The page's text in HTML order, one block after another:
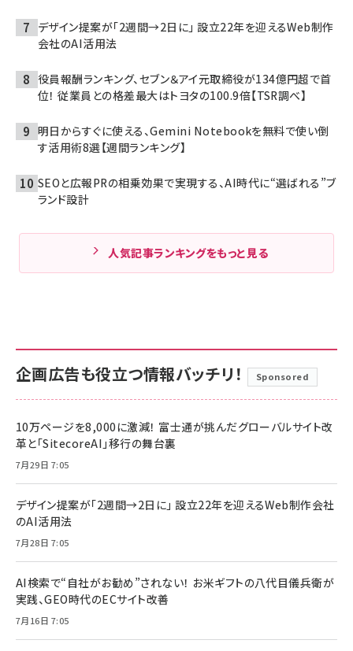
デザイン提案が「2週間→2日に」 設立22年を迎えるWeb制作
会社のAI活用法
役員報酬ランキング、セブン＆アイ元取締役が134億円超で首
位！ 従業員との格差最大はトヨタの100.9倍【TSR調べ】
明日からすぐに使える、Gemini Notebookを無料で使い倒
す活用術8選【週間ランキング】
SEOと広報PRの相乗効果で実現する、AI時代に“選ばれる”ブ
ランド設計
人気記事ランキングをもっと見る
企画広告も役立つ情報バッチリ！ Sponsored
10万ページを8,000に激減！ 富士通が挑んだグローバルサイト改
革と「SitecoreAI」移行の舞台裏
7月29日 7:05
デザイン提案が「2週間→2日に」 設立22年を迎えるWeb制作会社
のAI活用法
7月28日 7:05
AI検索で“自社がお勧め”されない！ お米ギフトの八代目儀兵衛が
実践、GEO時代のECサイト改善
7月16日 7:05